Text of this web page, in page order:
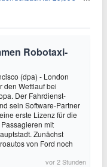
Robotaxi-
(dpa) - London
den Wettlauf bei
Der Fahrdienst-
sein Software-Partner
erste Lizenz für die
mit
Zunächst
von Ford noch
vor 2 Stunden